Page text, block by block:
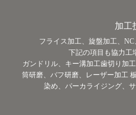
加工
フライス加工、旋盤加工、
下記の項目も協力工
ガンドリル、キー溝加工歯切り加
筒研磨、バフ研磨、レーザー加工
染め、パーカライジング、